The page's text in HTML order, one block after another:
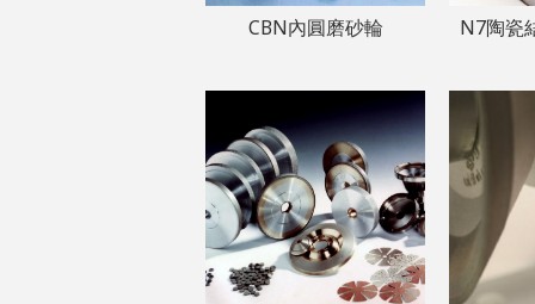
CBN內圓磨砂輪 N7陶瓷